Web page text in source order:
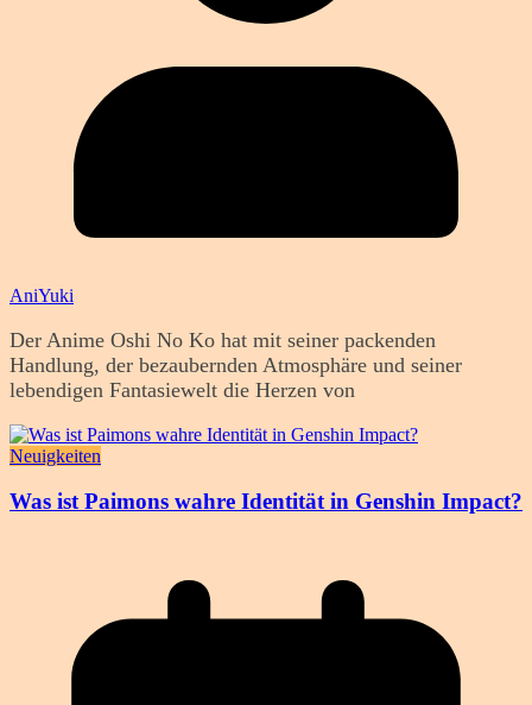
AniYuki
Der Anime Oshi No Ko hat mit seiner packenden
Handlung, der bezaubernden Atmosphäre und seiner
lebendigen Fantasiewelt die Herzen von
Neuigkeiten
Was ist Paimons wahre Identität in Genshin Impact?